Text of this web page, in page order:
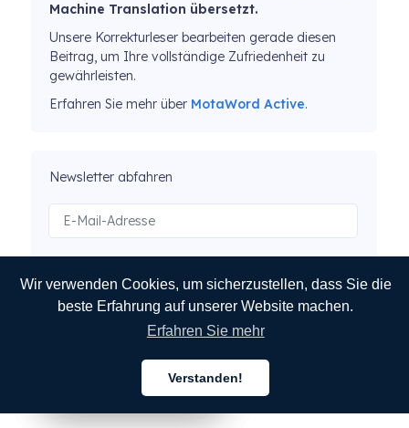
Wir verwenden Cookies, um sicherzustellen, dass Sie die
beste Erfahrung auf unserer Website machen.
Erfahren Sie mehr
Verstanden!
Machine Translation übersetzt.
Unsere Korrekturleser bearbeiten gerade diesen
Beitrag, um Ihre vollständige Zufriedenheit zu
gewährleisten.
Erfahren Sie mehr über MotaWord Active.
Newsletter abfahren
Deutsch
Deutsch
Deutsch